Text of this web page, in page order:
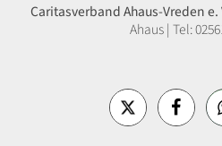
Caritasverband Ahaus-Vreden e.
Ahaus | Tel: